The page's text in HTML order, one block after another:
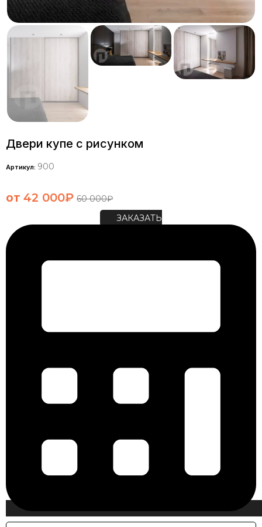
Двери купе с рисунком
Артикул: 900
от 42 000₽ 60 000₽
ЗАКАЗАТЬ